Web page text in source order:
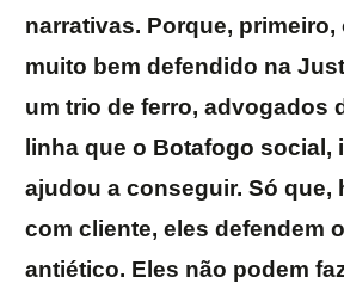
narrativas. Porque, primeiro,
muito bem defendido na
um trio de ferro, advogados
linha que o Botafogo social,
ajudou a conseguir. Só que,
com cliente, eles defendem
antiético. Eles não podem